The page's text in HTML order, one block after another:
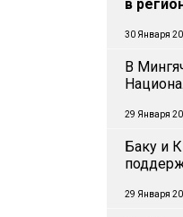
в
30 Января
В
29 Января
Баку и
29 Января